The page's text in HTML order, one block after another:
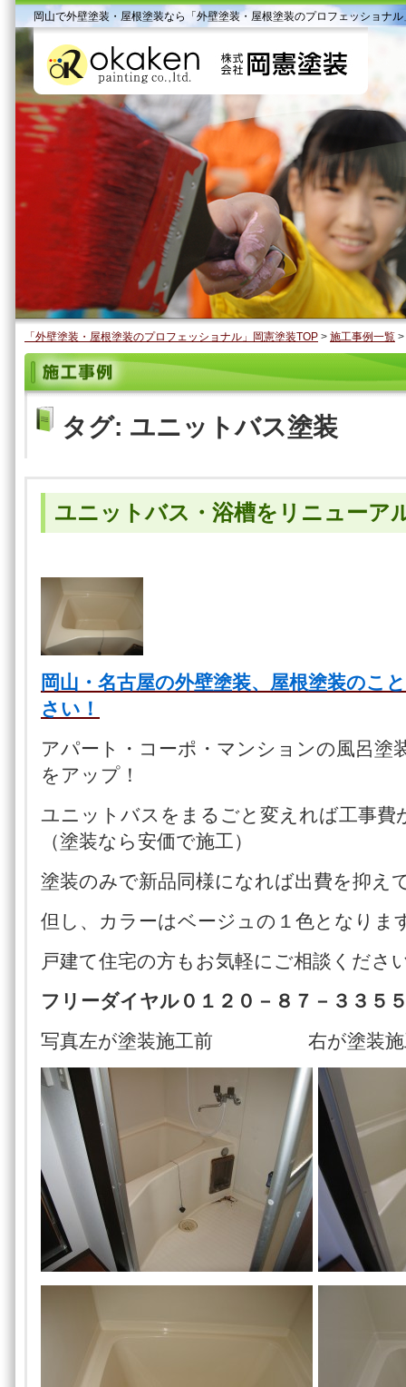
岡山で外壁塗装・屋根塗装なら「外壁塗装・屋根塗装のプロフェッショナ
「外壁塗装・屋根塗装のプロフェッショナル」岡憲塗装TOP > 施工事例一覧 >
タグ: ユニットバス塗装
ユニットバス・浴槽をリニューア
岡山・名古屋の外壁塗装、屋根塗装のこ
さい！
アパート・コーポ・マンションの風呂塗
をアップ！
ユニットバスをまるごと変えれば工事費
（塗装なら安価で施工）
塗装のみで新品同様になれば出費を抑え
但し、カラーはベージュの１色となりま
戸建て住宅の方もお気軽にご相談くださ
フリーダイヤル０１２０－８７－３３５
写真左が塗装施工前 右が塗装施